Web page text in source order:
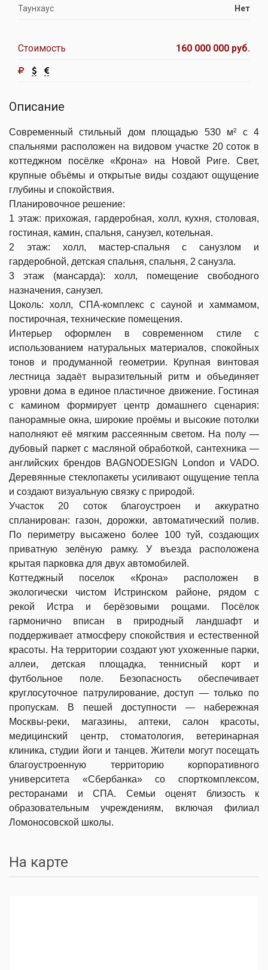
Таунхаус Нет
Стоимость 160 000 000 руб.
Описание
Современный стильный дом площадью 530 м² с 4
спальнями расположен на видовом участке 20 соток в
коттеджном посёлке «Крона» на Новой Риге. Свет,
крупные объёмы и открытые виды создают ощущение
глубины и спокойствия.
Планировочное решение:
1 этаж: прихожая, гардеробная, холл, кухня, столовая,
гостиная, камин, спальня, санузел, котельная.
2 этаж: холл, мастер-спальня с санузлом и
гардеробной, детская спальня, спальня, 2 санузла.
3 этаж (мансарда): холл, помещение свободного
назначения, санузел.
Цоколь: холл, СПА-комплекс с сауной и хаммамом,
постирочная, технические помещения.
Интерьер оформлен в современном стиле с
использованием натуральных материалов, спокойных
тонов и продуманной геометрии. Крупная винтовая
лестница задаёт выразительный ритм и объединяет
уровни дома в единое пластичное движение. Гостиная
с камином формирует центр домашнего сценария:
панорамные окна, широкие проёмы и высокие потолки
наполняют её мягким рассеянным светом. На полу —
дубовый паркет с масляной обработкой, сантехника —
английских брендов BAGNODESIGN London и VADO.
Деревянные стеклопакеты усиливают ощущение тепла
и создают визуальную связку с природой.
Участок 20 соток благоустроен и аккуратно
спланирован: газон, дорожки, автоматический полив.
По периметру высажено более 100 туй, создающих
приватную зелёную рамку. У въезда расположена
крытая парковка для двух автомобилей.
Коттеджный поселок «Крона» расположен в
экологически чистом Истринском районе, рядом с
рекой Истра и берёзовыми рощами. Посёлок
гармонично вписан в природный ландшафт и
поддерживает атмосферу спокойствия и естественной
красоты. На территории создают уют ухоженные парки,
аллеи, детская площадка, теннисный корт и
футбольное поле. Безопасность обеспечивает
круглосуточное патрулирование, доступ — только по
пропускам. В пешей доступности — набережная
Москвы-реки, магазины, аптеки, салон красоты,
медицинский центр, стоматология, ветеринарная
клиника, студии йоги и танцев. Жители могут посещать
благоустроенную территорию корпоративного
университета «Сбербанка» со спорткомплексом,
ресторанами и СПА. Семьи оценят близость к
образовательным учреждениям, включая филиал
Ломоносовской школы.
На карте